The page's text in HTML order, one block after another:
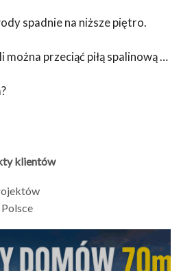
spadnie na niższe piętro.
Ścianę domu z paneli można przeciąć piłą spalinową i włamać się.
klientów